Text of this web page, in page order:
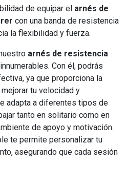
de equipar el arnés de
con una banda de resistencia
la flexibilidad y fuerza.
arnés de resistencia
Con él, podrás
ya que proporciona la
tu velocidad y
adapta a diferentes tipos de
tanto en solitario como en
de apoyo y motivación.
te permite personalizar tu
asegurando que cada sesión